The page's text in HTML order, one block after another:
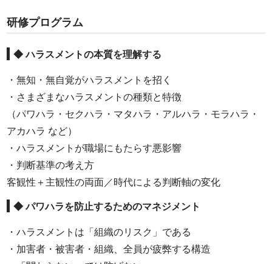
研修プログラム
◆ ハラスメントの本質を理解する
・無知・無自覚がハラスメントを招く
・さまざまなハラスメントの種類と特徴
（パワハラ・セクハラ・マタハラ・アルハラ・モラハラ・
アカハラ など）
・ハラスメントが職場にもたらす悪影響
・判断基準の考え方
客観性＋主観性の両面／時代による判断軸の変化
◆ パワハラを防止するためのマネジメント
・ハラスメントは「組織のリスク」である
・加害者・被害者・組織、全員が疲弊する構造